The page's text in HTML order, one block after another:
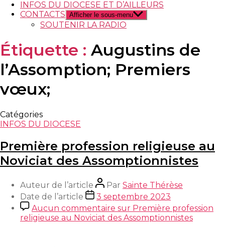
INFOS DU DIOCESE ET D’AILLEURS
CONTACTS Afficher le sous-menu
SOUTENIR LA RADIO
Étiquette : Augustins de
l’Assomption; Premiers
vœux;
Catégories
INFOS DU DIOCESE
Première profession religieuse au
Noviciat des Assomptionnistes
Auteur de l’article Par Sainte Thérèse
Date de l’article
3 septembre 2023
Aucun commentaire sur Première profession
religieuse au Noviciat des Assomptionnistes